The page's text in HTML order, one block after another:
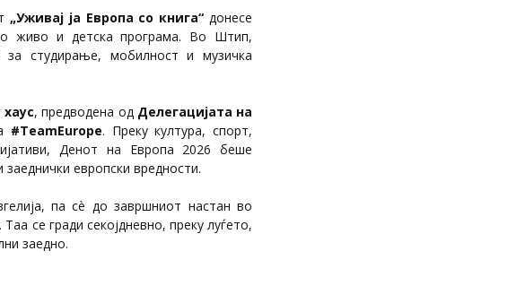
„Уживај ја Европа со книга“ донесе
живо и детска програма. Во Штип,
за студирање, мобилност и музичка
хаус, предводена од Делегацијата на
#TeamEurope. Преку култура, спорт,
Денот на Европа 2026 беше
европски вредности.
па сè до завршниот настан во
се гради секојдневно, преку луѓето,
заедно.